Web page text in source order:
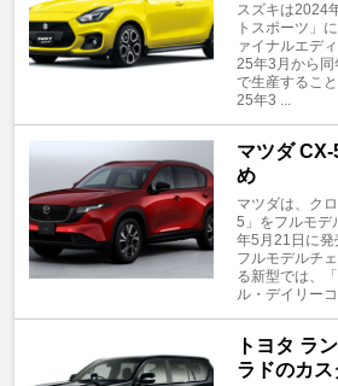
スズキは2024
トスポーツ」
ァイナルエデ
25年3月から
で生産するこ
25年3 ...
マツダ
め
マツダは、ク
5」をフルモデ
年5月21日に
フルモデルチ
る新型では、
ル・デイリー
トヨタ ラ
ラドのカ